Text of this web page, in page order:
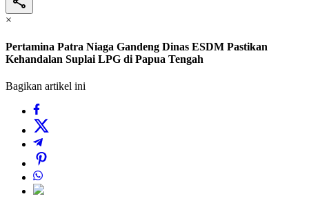
×
Pertamina Patra Niaga Gandeng Dinas ESDM Pastikan
Kehandalan Suplai LPG di Papua Tengah
Bagikan artikel ini